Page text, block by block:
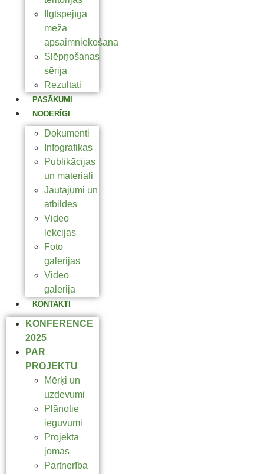
Ilgtspējīga
meža
apsaimniekošana
Slēpņošanas
sērija
Rezultāti
PASĀKUMI
NODERĪGI
Dokumenti
Infografikas
Publikācijas
un materiāli
Jautājumi un
atbildes
Video
lekcijas
Foto
galerijas
Video
galerija
KONTAKTI
KONFERENCE
2025
PAR
PROJEKTU
Mērķi un
uzdevumi
Plānotie
ieguvumi
Projekta
jomas
Partnerība